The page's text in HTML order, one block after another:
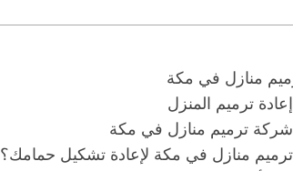
منازل في مكة
ترميم المنزل
شركة ترميم منازل في مكة
منازل في مكة لإعادة تشكيل حمامك؟